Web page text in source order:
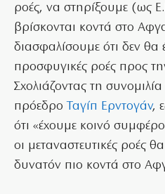
ροές, να στηρίξουμε (ως
βρίσκονται κοντά στο
διασφαλίσουμε ότι δεν θα
προσφυγικές ροές προς
Σχολιάζοντας τη
πρόεδροΤαγίπ Ερντογάν,
ότι «έχουμε κοινό
οι μεταναστευτικές ροές
δυνατόν πιο κοντά στο